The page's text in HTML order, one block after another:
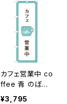
カフェ営業中 co
ffee 青 のぼり
旗
¥3,795